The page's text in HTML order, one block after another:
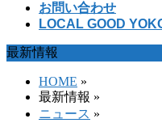
お問い合わせ
LOCAL GOOD
最新情報
HOME »
最新情報 »
ニュース »